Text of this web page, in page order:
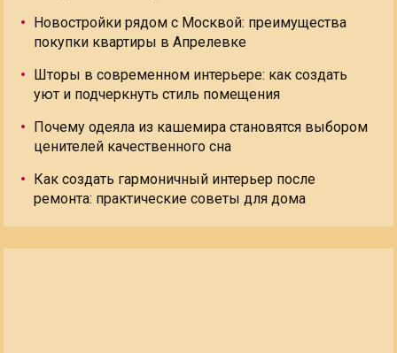
Новостройки рядом с Москвой: преимущества
покупки квартиры в Апрелевке
Шторы в современном интерьере: как создать
уют и подчеркнуть стиль помещения
Почему одеяла из кашемира становятся выбором
ценителей качественного сна
Как создать гармоничный интерьер после
ремонта: практические советы для дома